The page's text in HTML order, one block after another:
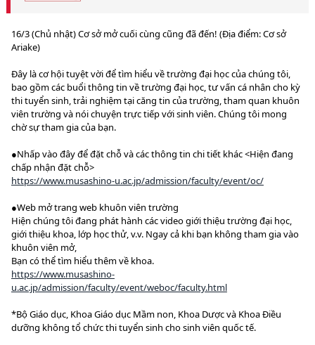
16/3 (Chủ nhật) Cơ sở mở cuối cùng cũng đã đến! (Địa điểm: Cơ sở
Ariake)
Đây là cơ hội tuyệt vời để tìm hiểu về trường đại học của chúng tôi,
bao gồm các buổi thông tin về trường đại học, tư vấn cá nhân cho kỳ
thi tuyển sinh, trải nghiệm tại căng tin của trường, tham quan khuôn
viên trường và nói chuyện trực tiếp với sinh viên. Chúng tôi mong
chờ sự tham gia của bạn.
●Nhấp vào đây để đặt chỗ và các thông tin chi tiết khác <Hiện đang
chấp nhận đặt chỗ>
https://www.musashino-u.ac.jp/admission/faculty/event/oc/
●Web mở trang web khuôn viên trường
Hiện chúng tôi đang phát hành các video giới thiệu trường đại học,
giới thiệu khoa, lớp học thử, v.v. Ngay cả khi bạn không tham gia vào
khuôn viên mở,
Bạn có thể tìm hiểu thêm về khoa.
https://www.musashino-
u.ac.jp/admission/faculty/event/weboc/faculty.html
*Bộ Giáo dục, Khoa Giáo dục Mầm non, Khoa Dược và Khoa Điều
dưỡng không tổ chức thi tuyển sinh cho sinh viên quốc tế.